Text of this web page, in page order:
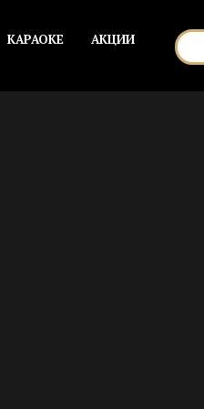
КАРАОКЕ
АКЦИИ